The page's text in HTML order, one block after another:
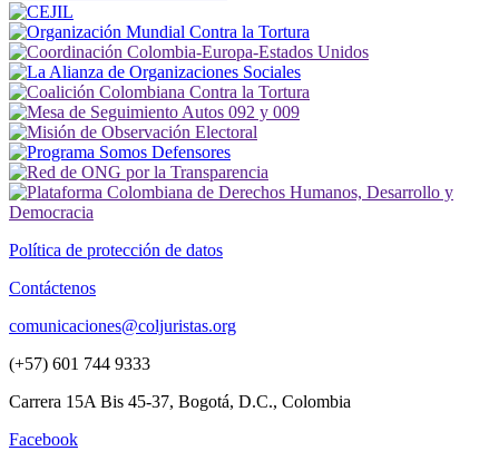
Política de protección de datos
Contáctenos
comunicaciones@coljuristas.org
(+57) 601 744 9333
Carrera 15A Bis 45-37, Bogotá, D.C., Colombia
Facebook